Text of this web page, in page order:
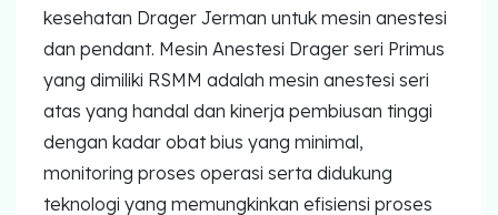
Dokter
Jadwal Dokter
Sunday Clinic
Dokter Spesialis
kesehatan Drager Jerman untuk mesin anestesi
dan pendant. Mesin Anestesi Drager seri Primus
yang dimiliki RSMM adalah mesin anestesi seri
atas yang handal dan kinerja pembiusan tinggi
dengan kadar obat bius yang minimal,
monitoring proses operasi serta didukung
teknologi yang memungkinkan efisiensi proses